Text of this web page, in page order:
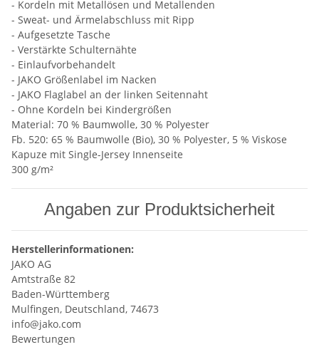
- Kordeln mit Metallösen und Metallenden
- Sweat- und Ärmelabschluss mit Ripp
- Aufgesetzte Tasche
- Verstärkte Schulternähte
- Einlaufvorbehandelt
- JAKO Größenlabel im Nacken
- JAKO Flaglabel an der linken Seitennaht
- Ohne Kordeln bei Kindergrößen
Material: 70 % Baumwolle, 30 % Polyester
Fb. 520: 65 % Baumwolle (Bio), 30 % Polyester, 5 % Viskose
Kapuze mit Single-Jersey Innenseite
300 g/m²
Angaben zur Produktsicherheit
Herstellerinformationen:
JAKO AG
Amtstraße 82
Baden-Württemberg
Mulfingen, Deutschland, 74673
info@jako.com
Bewertungen